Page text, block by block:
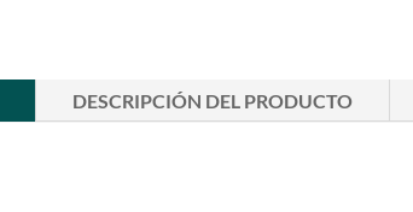
DESCRIPCIÓN DEL PRODUCTO